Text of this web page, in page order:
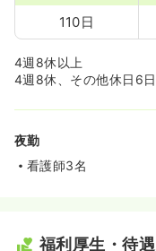
110日
4週8休以上
4週8休、その他休日6日
夜勤
看護師3名
福利厚生・待遇